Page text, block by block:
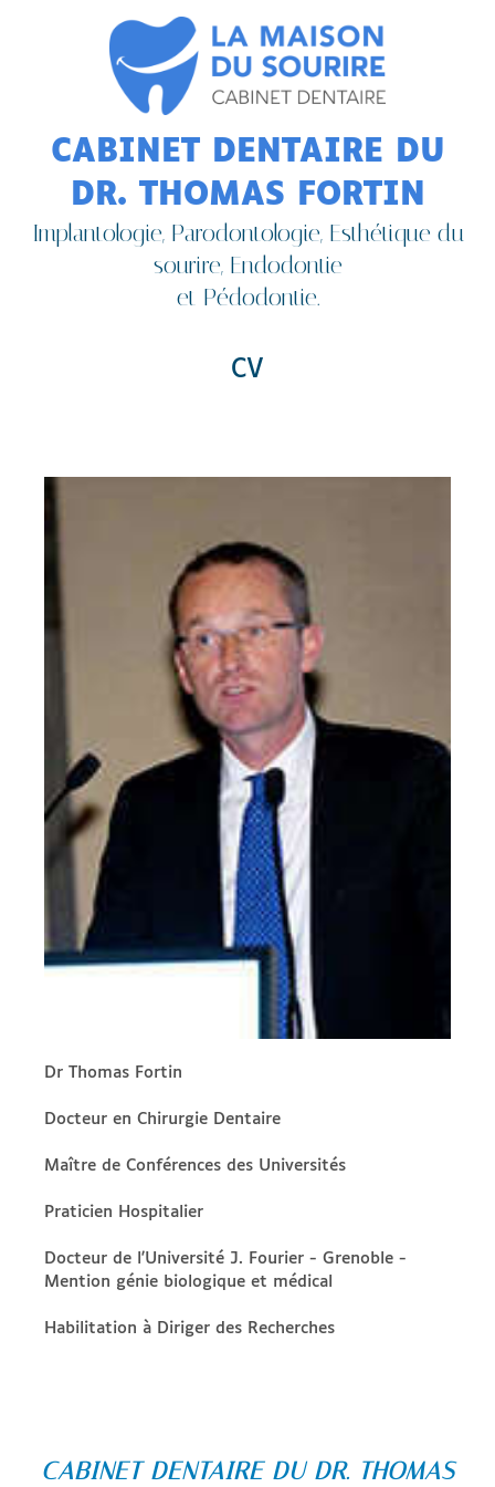
CABINET DENTAIRE DU
DR. THOMAS FORTIN
Implantologie, Parodontologie, Esthétique du
sourire, Endodontie
et Pédodontie.
CV
Dr Thomas Fortin
Docteur en Chirurgie Dentaire
Maître de Conférences des Universités
Praticien Hospitalier
Docteur de l'Université J. Fourier - Grenoble -
Mention génie biologique et médical
Habilitation à Diriger des Recherches
CABINET DENTAIRE DU DR. THOMAS